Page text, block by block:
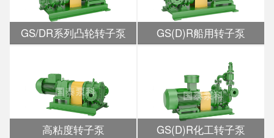
GS/DR系列凸轮转子泵 GS(D)R船用转子泵
高粘度转子泵 GS(D)R化工转子泵